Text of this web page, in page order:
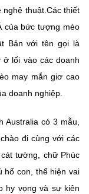
thuật.Các thiết
của bức tượng mèo
Bản với tên gọi là
lối vào các doanh
may mắn giơ cao
doanh nghiệp.
Australia có 3 mẫu,
đi cùng với các
tường, chữ Phúc
hổ con, thể hiện vai
hy vọng và sự kiên